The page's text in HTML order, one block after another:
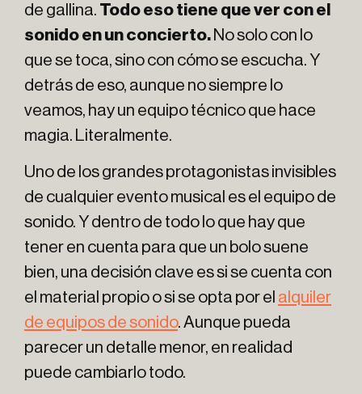
de gallina. Todo eso tiene que ver con el
sonido en un concierto. No solo con lo
que se toca, sino con cómo se escucha. Y
detrás de eso, aunque no siempre lo
veamos, hay un equipo técnico que hace
magia. Literalmente.
Uno de los grandes protagonistas invisibles
de cualquier evento musical es el equipo de
sonido. Y dentro de todo lo que hay que
tener en cuenta para que un bolo suene
bien, una decisión clave es si se cuenta con
el material propio o si se opta por el alquiler
de equipos de sonido. Aunque pueda
parecer un detalle menor, en realidad
puede cambiarlo todo.